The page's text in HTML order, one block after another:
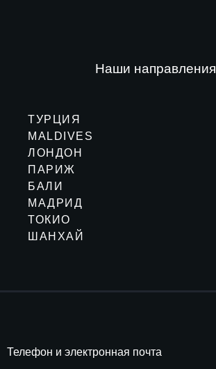
Наши направления
ТУРЦИЯ
MALDIVES
ЛОНДОН
ПАРИЖ
БАЛИ
МАДРИД
ТОКИО
ШАНХАЙ
Телефон и электронная почта